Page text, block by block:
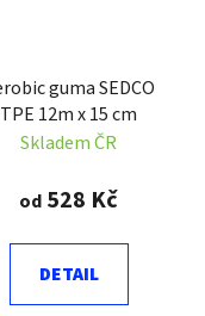
guma SEDCO
TPE 12m x 15 cm
Skladem ČR
od 528 Kč
DETAIL